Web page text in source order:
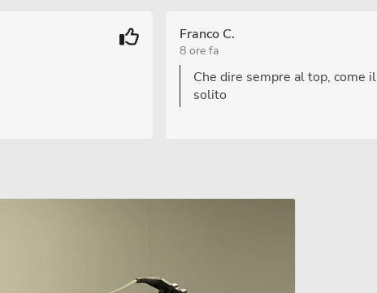
Franco C.
8 ore fa
Che dire sempre al top, come il
solito